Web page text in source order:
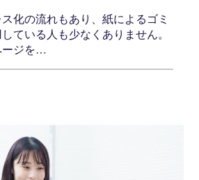
化の流れもあり、紙によるゴミ
ている人も少なくありません。
ージを…